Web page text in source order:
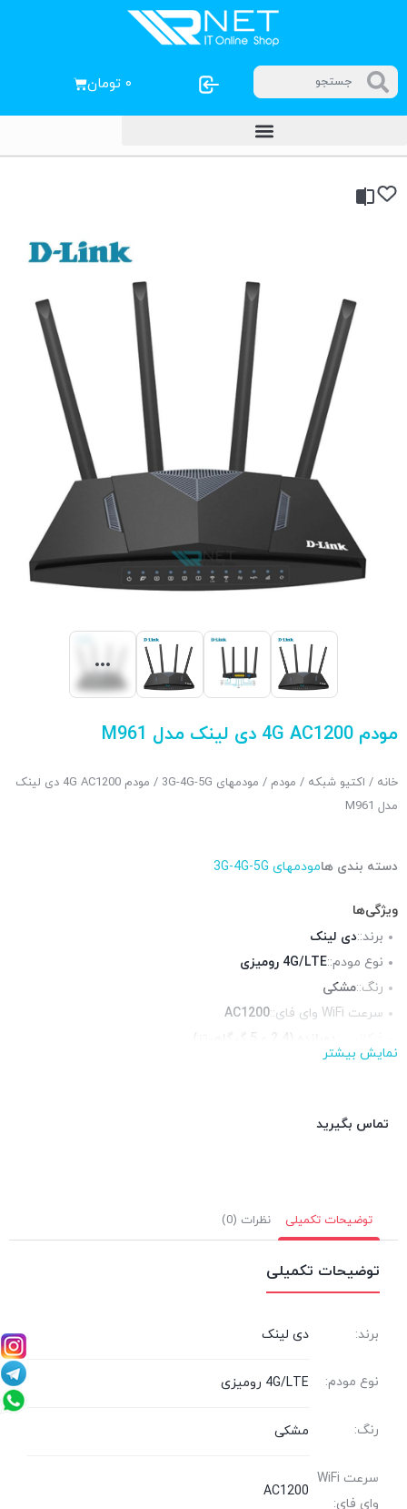
۰ تومان
مودم 4G AC1200 دی لینک مدل M961
خانه / اکتیو شبکه / مودم / مودمهای 3G-4G-5G
/ مودم 4G AC1200 دی لینک
مدل M961
دسته بندی هامودمهای 3G-4G-5G
ویژگی‌ها
برند::دی لینک
نوع مودم::4G/LTE رومیزی
رنگ::مشکی
سرعت WiFi وای فای::
AC1200
محیط قابل استفاده::
پورت USB ::
نمایش بیشتر
تماس بگیرید
توضیحات تکمیلی نظرات (0)
توضیحات تکمیلی
برند: دی لینک
نوع مودم: 4G/LTE رومیزی
رنگ: مشکی
سرعت WiFi
وای فای:
AC1200